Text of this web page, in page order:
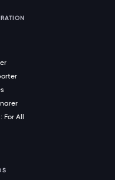
For All